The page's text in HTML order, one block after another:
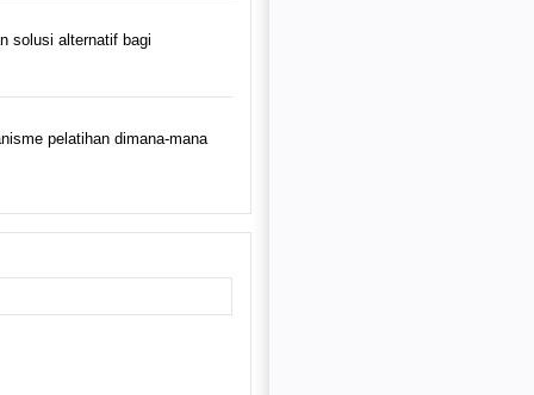
solusi alternatif bagi
pelatihan dimana-mana